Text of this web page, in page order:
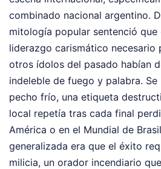
combinado nacional argentino.
mitología popular sentenció
liderazgo carismático necesario
otros ídolos del pasado habían
indeleble de fuego y palabra.
pecho frío, una etiqueta
local repetía tras cada final
América o en el Mundial de
generalizada era que el éxito
milicia, un orador incendiario